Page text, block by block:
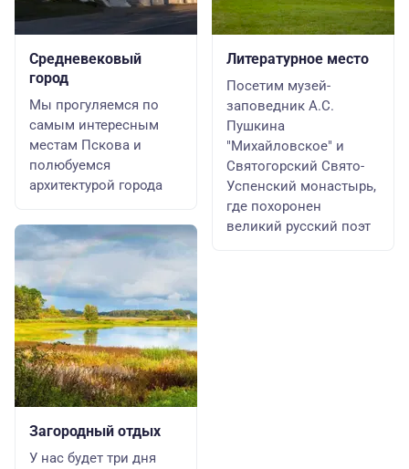
Средневековый
город
Мы прогуляемся по
самым интересным
местам Пскова и
полюбуемся
архитектурой города
Загородный отдых
У нас будет три дня
Литературное место
Посетим музей-
заповедник А.С.
Пушкина
"Михайловское" и
Святогорский Свято-
Успенский монастырь,
где похоронен
великий русский поэт